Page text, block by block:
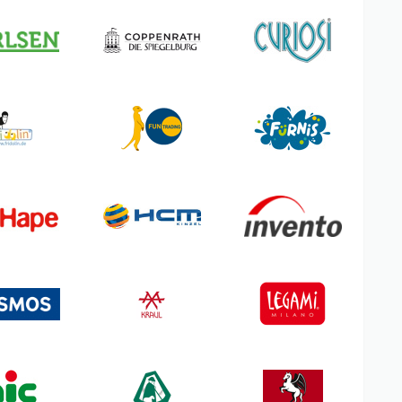
Funsports
met Verhaal
Toi-Toys
Tranquillo
Trendhaus
Ueberreuter Verlag & Annette
Betz
Usborne Verlag